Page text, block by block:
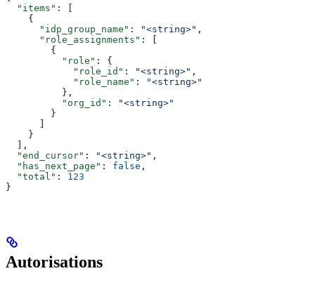
  "items"
: [
    {
      "idp_group_name"
: "<string>" ,
      "role_assignments"
: [
        {
          "role"
: {
            "role_id"
: "<string>" ,
            "role_name"
:
"<string>"
          },
          "org_id"
:
"<string>"
        }
      ]
    }
  ],
  "end_cursor"
: "<string>" ,
  "has_next_page"
: false ,
  "total"
: 123
}
Autorisations